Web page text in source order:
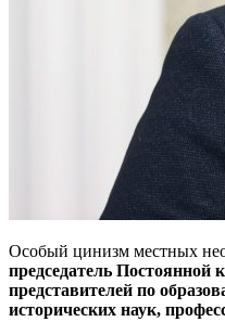
Особый цинизм местных
председатель Постоянной
представителей по
исторических наук,